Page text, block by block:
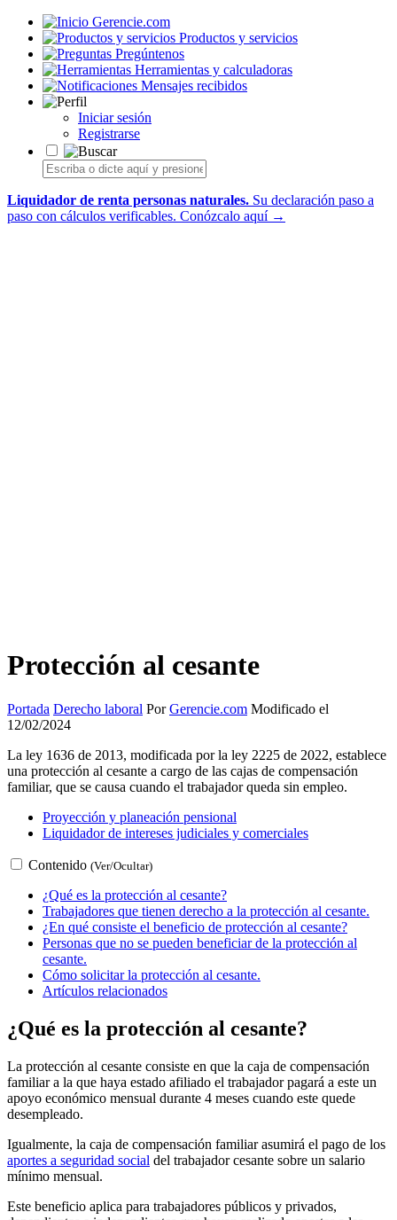
Gerencie.com
Productos y servicios
Pregúntenos
Herramientas y calculadoras
Mensajes recibidos
Iniciar sesión
Registrarse
Liquidador de renta personas naturales. Su declaración paso a
paso con cálculos verificables. Conózcalo aquí →
Protección al cesante
Portada Derecho laboral PorGerencie.com Modificado el
12/02/2024
La ley 1636 de 2013, modificada por la ley 2225 de 2022, establece
una protección al cesante a cargo de las cajas de compensación
familiar, que se causa cuando el trabajador queda sin empleo.
Proyección y planeación pensional
Liquidador de intereses judiciales y comerciales
Contenido (Ver/Ocultar)
¿Qué es la protección al cesante?
Trabajadores que tienen derecho a la protección al cesante.
¿En qué consiste el beneficio de protección al cesante?
Personas que no se pueden beneficiar de la protección al
cesante.
Cómo solicitar la protección al cesante.
Artículos relacionados
¿Qué es la protección al cesante?
La protección al cesante consiste en que la caja de compensación
familiar a la que haya estado afiliado el trabajador pagará a este un
apoyo económico mensual durante 4 meses cuando este quede
desempleado.
Igualmente, la caja de compensación familiar asumirá el pago de los
aportes a seguridad social del trabajador cesante sobre un salario
mínimo mensual.
Este beneficio aplica para trabajadores públicos y privados,